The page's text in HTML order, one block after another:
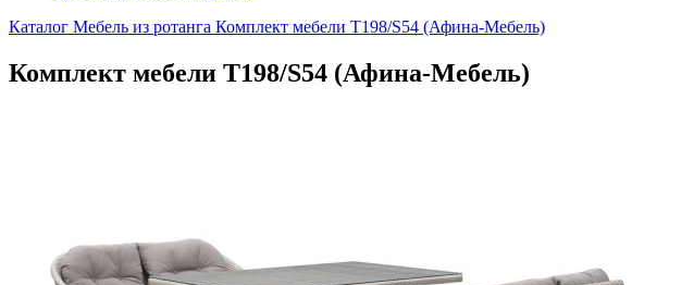
Каталог Мебель из ротанга Комплект мебели T198/S54 (Афина-Мебель)
Комплект мебели T198/S54 (Афина-Мебель)